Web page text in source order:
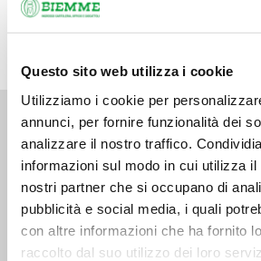
Questo sito web utilizza i cookie
Utilizziamo i cookie per
annunci, per fornire funzionalità dei
analizzare il nostro traffico.
informazioni sul modo in cui utilizza
nostri partner che si occupano di
pubblicità e social media, i quali
con altre informazioni che ha fornito
raccolto dal suo utilizzo dei loro
Via Ville, 84/E
Telefono
Orario
8:30 - 17:00 Lunedì –
8:30 - 13:30